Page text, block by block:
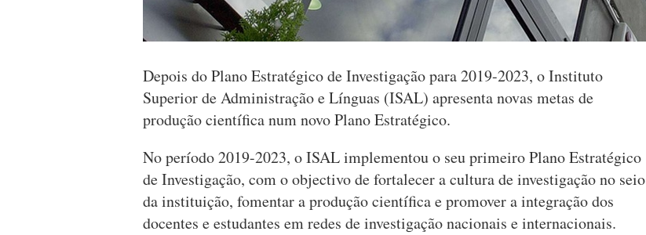
Depois do Plano Estratégico de Investigação para 2019-2023, o Instituto
Superior de Administração e Línguas (ISAL) apresenta novas metas de
produção científica num novo Plano Estratégico.
No período 2019-2023, o ISAL implementou o seu primeiro Plano Estratégico
de Investigação, com o objectivo de fortalecer a cultura de investigação no seio
da instituição, fomentar a produção científica e promover a integração dos
docentes e estudantes em redes de investigação nacionais e internacionais.